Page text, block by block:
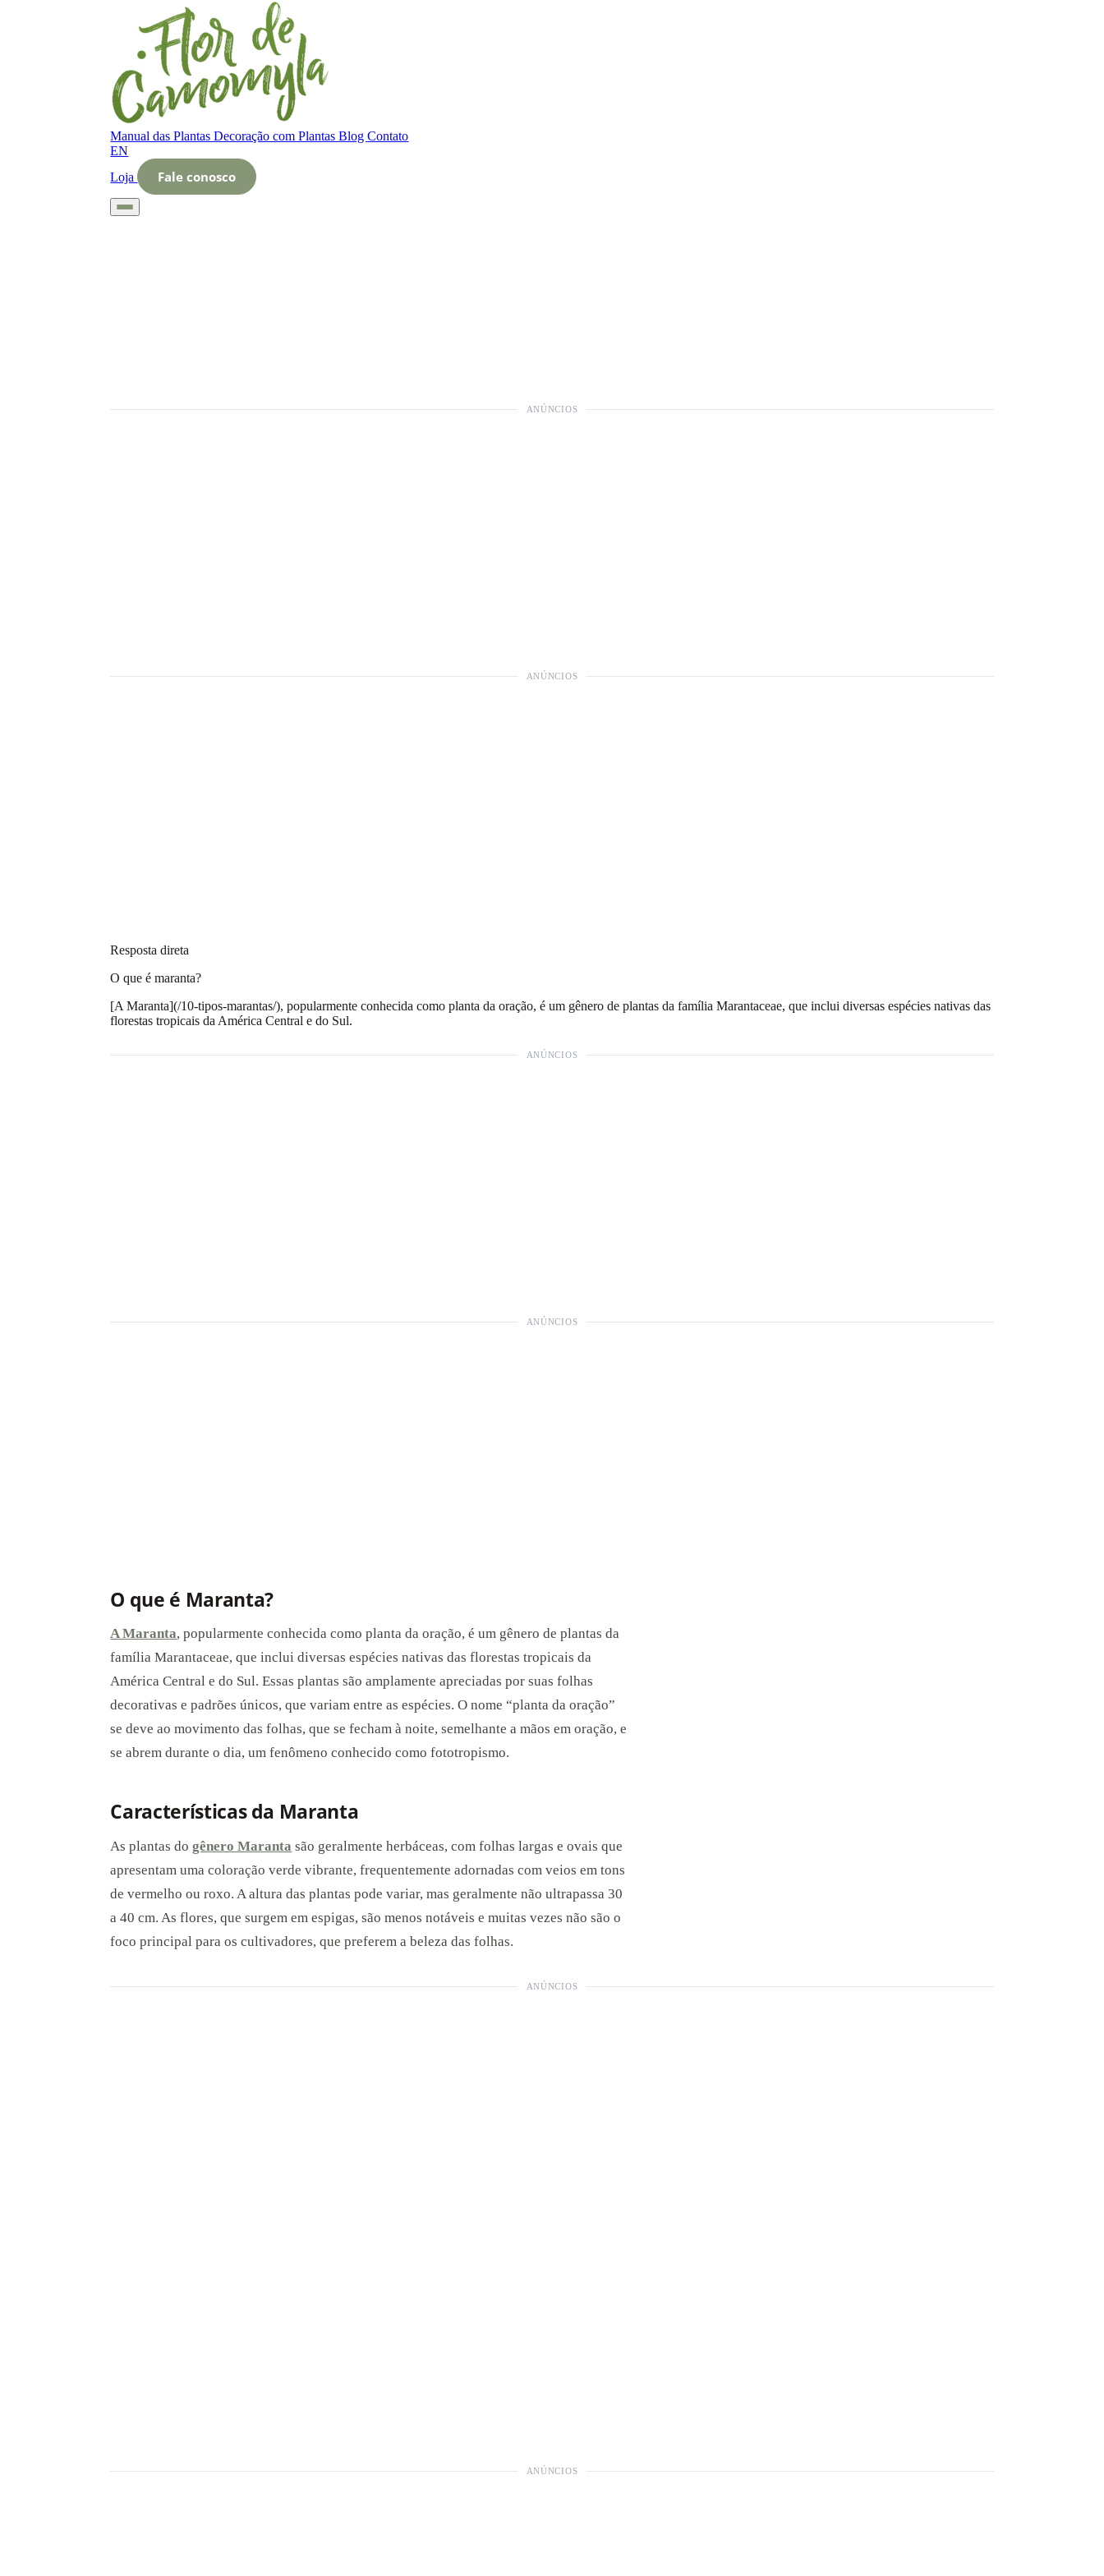
Manual das PlantasDecoração com PlantasBlogContato
EN
Loja
Fale conosco
ANÚNCIOS
ANÚNCIOS
Resposta direta
O que é maranta?
[A Maranta](/10-tipos-marantas/), popularmente conhecida como planta da oração, é um gênero de plantas da família Marantaceae, que inclui diversas espécies nativas das
florestas tropicais da América Central e do Sul.
ANÚNCIOS
ANÚNCIOS
O que é Maranta?
A Maranta, popularmente conhecida como planta da oração, é um gênero de plantas da
família Marantaceae, que inclui diversas espécies nativas das florestas tropicais da
América Central e do Sul. Essas plantas são amplamente apreciadas por suas folhas
decorativas e padrões únicos, que variam entre as espécies. O nome “planta da oração”
se deve ao movimento das folhas, que se fecham à noite, semelhante a mãos em oração, e
se abrem durante o dia, um fenômeno conhecido como fototropismo.
Características da Maranta
As plantas dogênero Maranta são geralmente herbáceas, com folhas largas e ovais que
apresentam uma coloração verde vibrante, frequentemente adornadas com veios em tons
de vermelho ou roxo. A altura das plantas pode variar, mas geralmente não ultrapassa 30
a 40 cm. As flores, que surgem em espigas, são menos notáveis e muitas vezes não são o
foco principal para os cultivadores, que preferem a beleza das folhas.
ANÚNCIOS
ANÚNCIOS